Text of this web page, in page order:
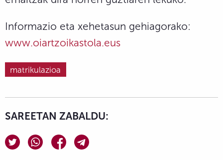
Informazio eta xehetasun gehiagorako:
www.oiartzoikastola.eus
matrikulazioa
SAREETAN ZABALDU: